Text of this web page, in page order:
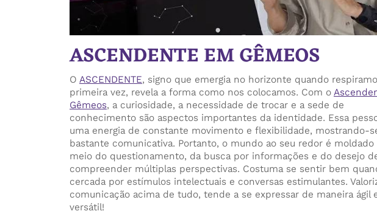
ASCENDENTE EM GÊMEOS
O ASCENDENTE, signo que emergia no horizonte quando
primeira vez, revela a forma como nos colocamos. Com o
Gêmeos, a curiosidade, a necessidade de trocar e a sede de
conhecimento são aspectos importantes da identidade. Essa
uma energia de constante movimento e flexibilidade, mostrando-
bastante comunicativa. Portanto, o mundo ao seu redor é moldado
meio do questionamento, da busca por informações e do desejo
compreender múltiplas perspectivas. Costuma se sentir bem
cercada por estímulos intelectuais e conversas estimulantes.
comunicação acima de tudo, tende a se expressar de maneira ágil
versátil!